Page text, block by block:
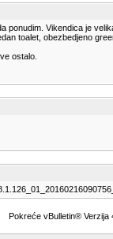
Vikendica je
toalet, obezbedjeno
ostalo.
Pokreće vBulletin® Verzija